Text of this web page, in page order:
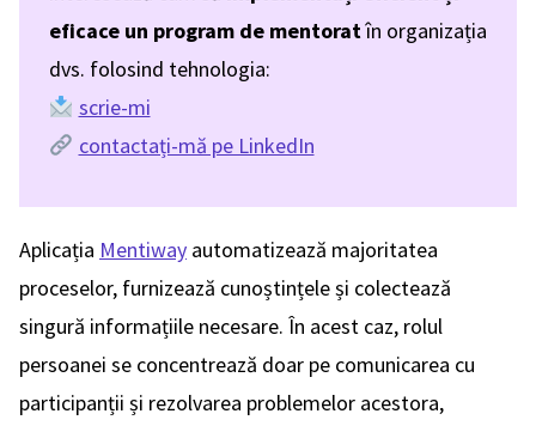
eficace un program de mentoratîn organizația
dvs. folosind tehnologia:
scrie-mi
contactați-mă pe LinkedIn
Aplicația Mentiway automatizează majoritatea
proceselor, furnizează cunoștințele și colectează
singură informațiile necesare. În acest caz, rolul
persoanei se concentrează doar pe comunicarea cu
participanții și rezolvarea problemelor acestora,